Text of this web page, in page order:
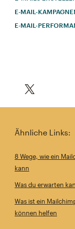
E‑MAIL-
E‑MAIL-
Ähnliche Links:
8 Wege, wie ein
kann
Was du erwarten
Was ist ein
können helfen